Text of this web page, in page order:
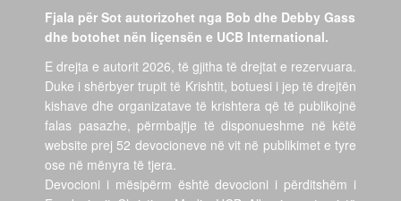
Fjala për Sot autorizohet nga Bob dhe Debby Gass
dhe botohet nën liçensën e UCB International.
E drejta e autorit 2026, të gjitha të drejtat e rezervuara.
Duke i shërbyer trupit të Krishtit, botuesi i jep të drejtën
kishave dhe organizatave të krishtera që të publikojnë
falas pasazhe, përmbajtje të disponueshme në këtë
website prej 52 devocioneve në vit në publikimet e tyre
ose në mënyra të tjera.
Devocioni i mësipërm është devocioni i përditshëm i